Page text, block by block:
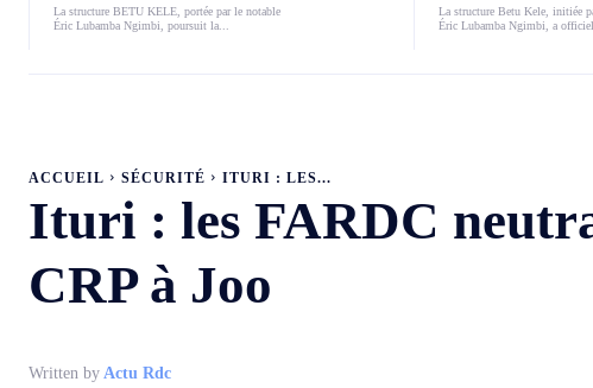
La structure BETU KELE, portée par le notable
Éric Lubamba Ngimbi, poursuit la...
La structure Betu Kele, initiée
Éric Lubamba Ngimbi, a
ACCUEIL SÉCURITÉ ITURI : LES...
Ituri : les FARDC
CRP à Joo
Written by Actu Rdc